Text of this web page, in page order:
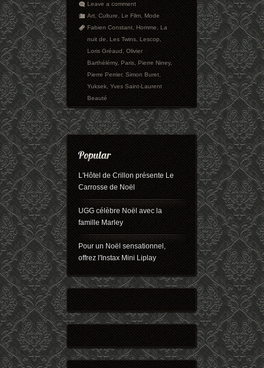
Leave a comment
Art,Culture,Le Film,Mode
Fabien Constant,Homme,La
nuit de,Les Twins,Lescop,
Loris Gréaud,Olivier
Barthélémy,Paris,Pierre Niney,
Pierre Perrier,Simon Buret,
Yuksek,Yves Saint-Laurent
Beauté
L'Hôtel de Crillon présente Le
Carrosse de Noël
UGG célèbre Noël avec la
famille Marley
Pour un Noël sensationnel,
offrez l'Instax Mini Liplay